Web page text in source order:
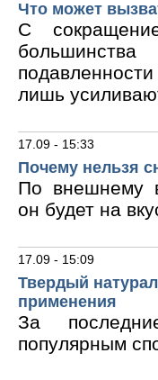
Что может
С
лишь
17.09 - 15:33
Почему нельзя
По внешнему
он будет на
17.09 - 15:09
Твердый
применения
За
популярным